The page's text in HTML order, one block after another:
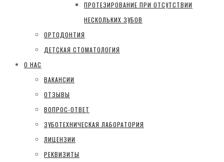
ПРОТЕЗИРОВАНИЕ ПРИ ОТСУТСТВИИ
НЕСКОЛЬКИХ ЗУБОВ
ОРТОДОНТИЯ
ДЕТСКАЯ СТОМАТОЛОГИЯ
О НАС
ВАКАНСИИ
ОТЗЫВЫ
ВОПРОС-ОТВЕТ
ЗУБОТЕХНИЧЕСКАЯ ЛАБОРАТОРИЯ
ЛИЦЕНЗИИ
РЕКВИЗИТЫ